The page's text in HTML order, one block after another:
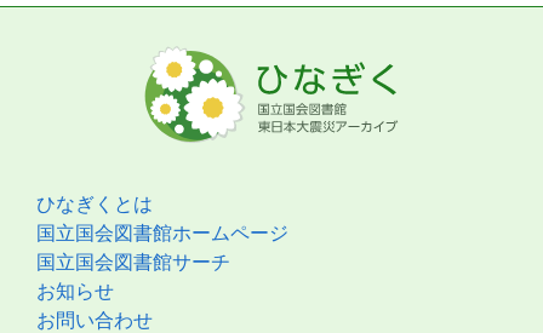
ひなぎくとは
国立国会図書館ホームページ
国立国会図書館サーチ
お知らせ
お問い合わせ